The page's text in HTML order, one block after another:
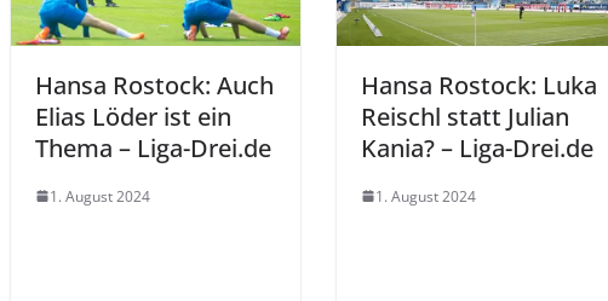
Hansa Rostock: Auch
Elias Löder ist ein
Thema – Liga-Drei.de
1. August 2024
Hansa Rostock: Luka
Reischl statt Julian
Kania? – Liga-Drei.de
1. August 2024